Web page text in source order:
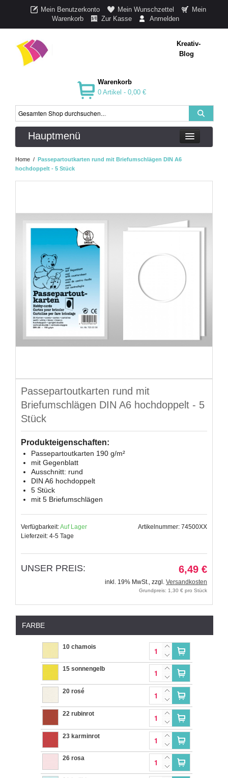
Mein Benutzerkonto Mein Wunschzettel
Mein
Warenkorb
Zur Kasse Anmelden
Kreativ-
Blog
Warenkorb
0 Artikel - 0,00 €
Hauptmenü
Home / Passepartoutkarten rund mit Briefumschlägen DIN A6
hochdoppelt - 5 Stück
Passepartoutkarten rund mit
Briefumschlägen DIN A6 hochdoppelt - 5
Stück
Produkteigenschaften:
Passepartoutkarten 190 g/m²
mit Gegenblatt
Ausschnitt: rund
DIN A6 hochdoppelt
5 Stück
mit 5 Briefumschlägen
Verfügbarkeit:Auf Lager
Lieferzeit: 4-5 Tage
Artikelnummer: 74500XX
UNSER PREIS: 6,49 €
inkl. 19% MwSt., zzgl. Versandkosten
Grundpreis: 1,30 € pro Stück
FARBE
10 chamois
15 sonnengelb
20 rosé
22 rubinrot
23 karminrot
26 rosa